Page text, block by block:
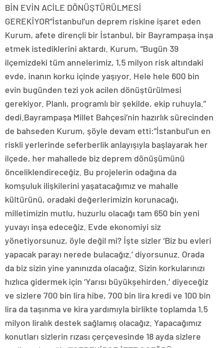
BİN EVİN ACİLE DÖNÜŞTÜRÜLMESİ
GEREKİYOR”İstanbul’un deprem riskine işaret eden
Kurum, afete dirençli bir İstanbul, bir Bayrampaşa inşa
etmek istediklerini aktardı. Kurum, “Bugün 39
ilçemizdeki tüm annelerimiz, 1,5 milyon risk altındaki
evde, inanın korku içinde yaşıyor. Hele hele 600 bin
evin bugünden tezi yok acilen dönüştürülmesi
gerekiyor. Planlı, programlı bir şekilde, ekip ruhuyla.”
dedi.Bayrampaşa Millet Bahçesi’nin hazırlık sürecinden
de bahseden Kurum, şöyle devam etti:”İstanbul’un en
riskli yerlerinde seferberlik anlayışıyla başlayarak her
ilçede, her mahallede biz deprem dönüşümünü
önceliklendireceğiz. Bu projelerin odağına da
komşuluk ilişkilerini yaşatacağımız ve mahalle
kültürünü, oradaki değerlerimizin korunacağı,
milletimizin mutlu, huzurlu olacağı tam 650 bin yeni
yuvayı inşa edeceğiz. Evde ekonomiyi siz
yönetiyorsunuz, öyle değil mi? İşte sizler ‘Biz bu evleri
yapacak parayı nerede bulacağız.’ diyorsunuz. Orada
da biz sizin yine yanınızda olacağız. Sizin korkularınızı
hızlıca gidermek için ‘Yarısı büyükşehirden.’ diyeceğiz
ve sizlere 700 bin lira hibe, 700 bin lira kredi ve 100 bin
lira da taşınma ve kira yardımıyla birlikte toplamda 1,5
milyon liralık destek sağlamış olacağız. Yapacağımız
konutları sizlerin rızası çerçevesinde 18 ayda sizlere